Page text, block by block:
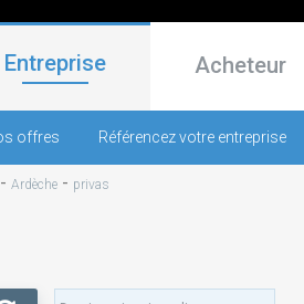
Entreprise Acheteur
offres Référencez votre entreprise
- Ardèche - privas